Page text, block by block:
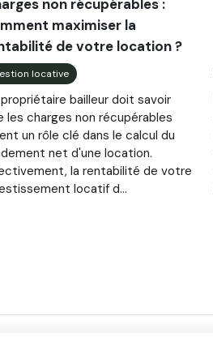
non récupérables :
maximiser la
de votre location ?
locative
bailleur doit savoir
les charges non récupérables
un rôle clé dans le calcul du
net d'une location.
la rentabilité de votre
locatif d...